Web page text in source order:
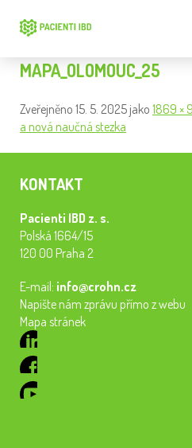
MAPA_OLOMOUC_25
Zveřejněno 15. 5. 2025 jako 1869 ×
a nová naučná stezka
KONTAKT
Pacienti IBD z. s.
Polská 1664/15
120 00 Praha 2
E-mail: info@crohn.cz
Napište nám zprávu přímo z webu
Mapa stránek